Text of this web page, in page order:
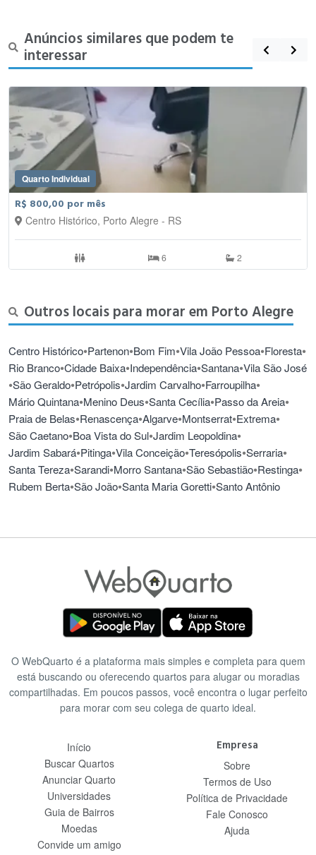
Anúncios similares que podem te
interessar
Quarto Individual
R$ 800,00 por mês
Centro Histórico, Porto Alegre - RS
6 2
Outros locais para morar em Porto Alegre
Centro Histórico•Partenon•Bom Fim•Vila João Pessoa•Floresta•
Rio Branco•Cidade Baixa•Independência•Santana•Vila São José
•São Geraldo•Petrópolis•Jardim Carvalho•Farroupilha•
Mário Quintana•Menino Deus•Santa Cecília•Passo da Areia•
Praia de Belas•Renascença•Algarve•Montserrat•Extrema•
São Caetano•Boa Vista do Sul•Jardim Leopoldina•
Jardim Sabará•Pitinga•Vila Conceição•Teresópolis•Serraria•
Santa Tereza•Sarandi•Morro Santana•São Sebastião•Restinga•
Rubem Berta•São João•Santa Maria Goretti•Santo Antônio
O WebQuarto é a plataforma mais simples e completa para quem
está buscando ou oferecendo quartos para alugar ou moradias
compartilhadas. Em poucos passos, você encontra o lugar perfeito
para morar com seu colega de quarto ideal.
Início
Buscar Quartos
Anunciar Quarto
Universidades
Guia de Bairros
Moedas
Convide um amigo
Empresa
Sobre
Termos de Uso
Política de Privacidade
Fale Conosco
Ajuda